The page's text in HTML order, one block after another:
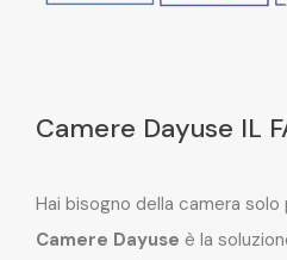
Camere Dayuse IL
Hai bisogno della camera
Camere Dayuse è la